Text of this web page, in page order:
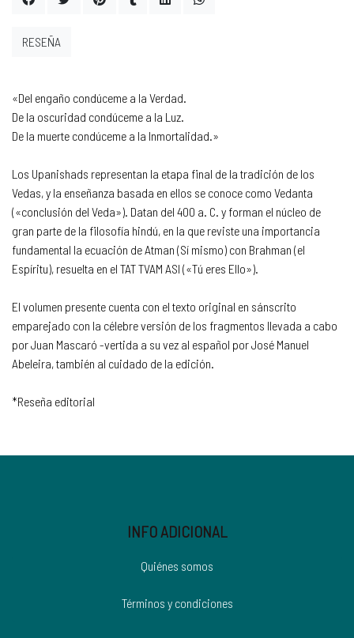
«Del engaño condúceme a la Verdad.
De la oscuridad condúceme a la Luz.
De la muerte condúceme a la Inmortalidad.»
Los Upanishads representan la etapa final de la tradición de los
Vedas, y la enseñanza basada en ellos se conoce como Vedanta
(«conclusión del Veda»). Datan del 400 a. C. y forman el núcleo de
gran parte de la filosofía hindú, en la que reviste una importancia
fundamental la ecuación de Atman (Sí mismo) con Brahman (el
Espíritu), resuelta en el TAT TVAM ASI («Tú eres Ello»).
El volumen presente cuenta con el texto original en sánscrito
emparejado con la célebre versión de los fragmentos llevada a cabo
por Juan Mascaró -vertida a su vez al español por José Manuel
Abeleira, también al cuidado de la edición.
*Reseña editorial
RESEÑA
INFO ADICIONAL
Quiénes somos
Términos y condiciones